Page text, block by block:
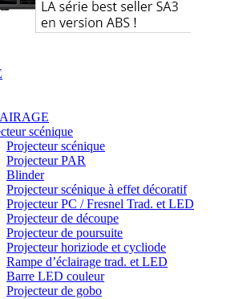
scénique
Projecteur scénique
Projecteur PAR
Blinder
Projecteur scénique à effet décoratif
Projecteur PC / Fresnel Trad. et LED
Projecteur de découpe
Projecteur de poursuite
Projecteur horiziode et cycliode
Rampe d’éclairage trad. et LED
Barre LED couleur
Projecteur de gobo